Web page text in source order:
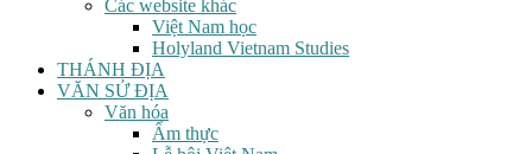
Các website khác
Việt Nam học
Holyland Vietnam Studies
THÁNH ĐỊA
VĂN SỬ ĐỊA
Văn hóa
Ẩm thực